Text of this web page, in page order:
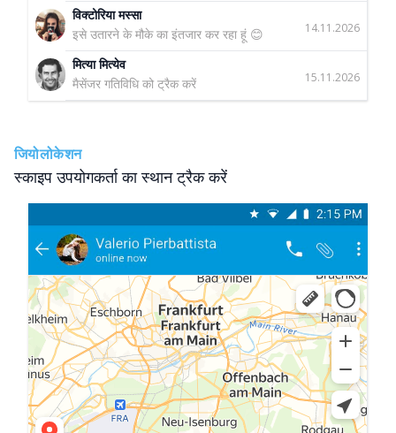
विक्टोरिया मस्सा
14.11.2026
इसे उतारने के मौके का इंतजार कर रहा हूं 😊
मित्या मित्येव
15.11.2026
मैसेंजर गतिविधि को ट्रैक करें
जियोलोकेशन
स्काइप उपयोगकर्ता का स्थान ट्रैक करें